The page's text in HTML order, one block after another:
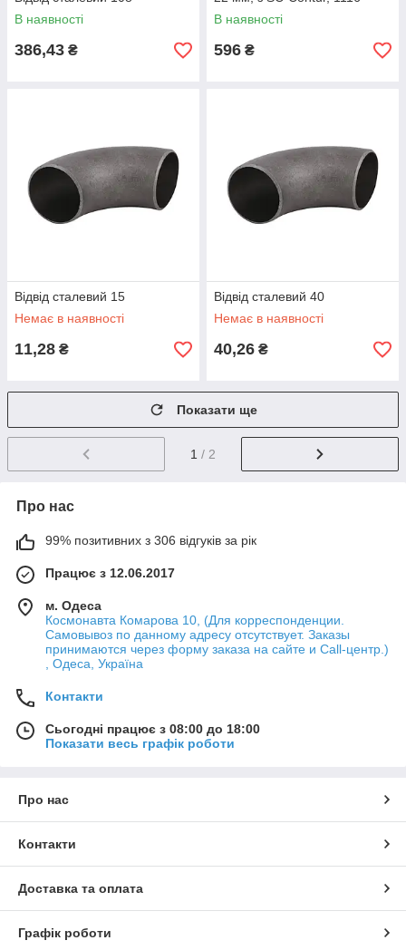
В наявності
386,43 ₴
В наявності
596 ₴
Відвід сталевий 15
Немає в наявності
11,28 ₴
Відвід сталевий 40
Немає в наявності
40,26 ₴
Показати ще
1 / 2
Про нас
99% позитивних з 306 відгуків за рік
Працює з 12.06.2017
м. Одеса
Космонавта Комарова 10, (Для корреспонденции.
Самовывоз по данному адресу отсутствует. Заказы
принимаются через форму заказа на сайте и Call-центр.)
, Одеса, Україна
Контакти
Сьогодні працює з 08:00 до 18:00
Показати весь графік роботи
Про нас
Контакти
Доставка та оплата
Графік роботи